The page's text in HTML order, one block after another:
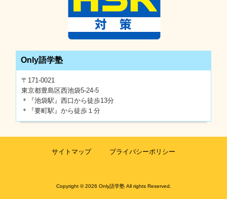
Only語学塾
〒171-0021
東京都豊島区西池袋5-24-5
＊『池袋駅』西口から徒歩13分
＊『要町駅』から徒歩１分
サイトマップ プライバシーポリシー
Copyright © 2026 Only語学塾 All rights Reserved.